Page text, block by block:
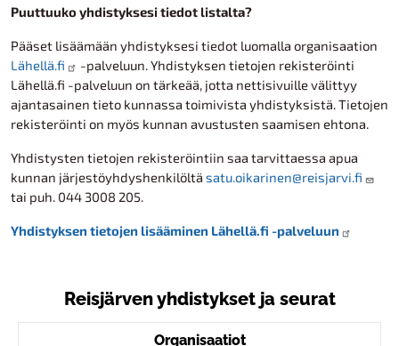
Puuttuuko yhdistyksesi tiedot listalta?
Pääset lisäämään yhdistyksesi tiedot luomalla organisaation
Lähellä.fi
-palveluun. Yhdistyksen tietojen rekisteröinti
Lähellä.fi -palveluun on tärkeää, jotta nettisivuille välittyy
ajantasainen tieto kunnassa toimivista yhdistyksistä. Tietojen
rekisteröinti on myös kunnan avustusten saamisen ehtona.
Yhdistysten tietojen rekisteröintiin saa tarvittaessa apua
kunnan järjestöyhdyshenkilöltä satu.oikarinen@reisjarvi.fi
tai puh. 044 3008 205.
Yhdistyksen tietojen lisääminen Lähellä.fi -palveluun